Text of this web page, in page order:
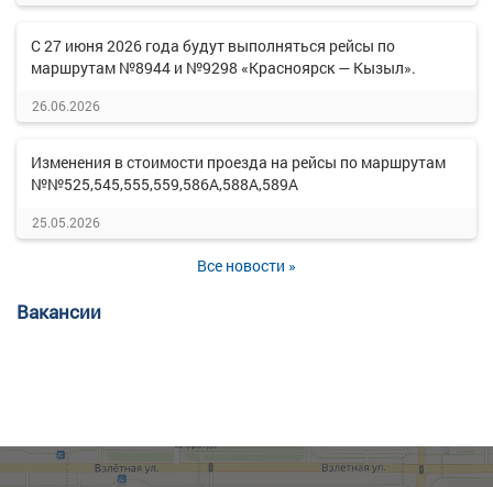
С 27 июня 2026 года будут выполняться рейсы по
маршрутам №8944 и №9298 «Красноярск — Кызыл».
26.06.2026
Изменения в стоимости проезда на рейсы по маршрутам
№№525,545,555,559,586А,588А,589А
25.05.2026
Все новости »
Вакансии